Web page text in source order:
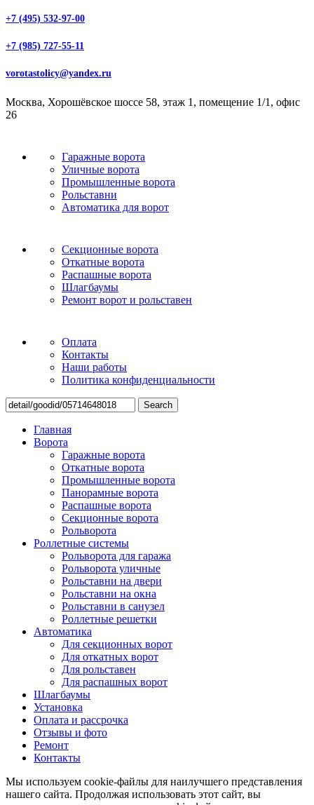
+7 (495) 532-97-00
+7 (985) 727-55-11
vorotastolicy@yandex.ru
Москва, Хорошёвское шоссе 58, этаж 1, помещение 1/1, офис
26
Гаражные ворота
Уличные ворота
Промышленные ворота
Рольставни
Автоматика для ворот
Секционные ворота
Откатные ворота
Распашные ворота
Шлагбаумы
Ремонт ворот и рольставен
Оплата
Контакты
Наши работы
Политика конфиденциальности
Search
Главная
Ворота
Гаражные ворота
Откатные ворота
Промышленные ворота
Панорамные ворота
Распашные ворота
Секционные ворота
Рольворота
Роллетные системы
Рольворота для гаража
Рольворота уличные
Рольставни на двери
Рольставни на окна
Рольставни в санузел
Роллетные решетки
Автоматика
Для секционных ворот
Для откатных ворот
Для рольставен
Для распашных ворот
Шлагбаумы
Установка
Оплата и рассрочка
Отзывы и фото
Ремонт
Контакты
Мы используем cookie-файлы для наилучшего представления
нашего сайта. Продолжая использовать этот сайт, вы